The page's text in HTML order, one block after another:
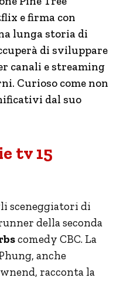
e firma con
lunga storia di
di sviluppare
canali e streaming
Curioso come non
dal suo
tv 15
sceneggiatori di
della seconda
comedy CBC. La
anche
racconta la